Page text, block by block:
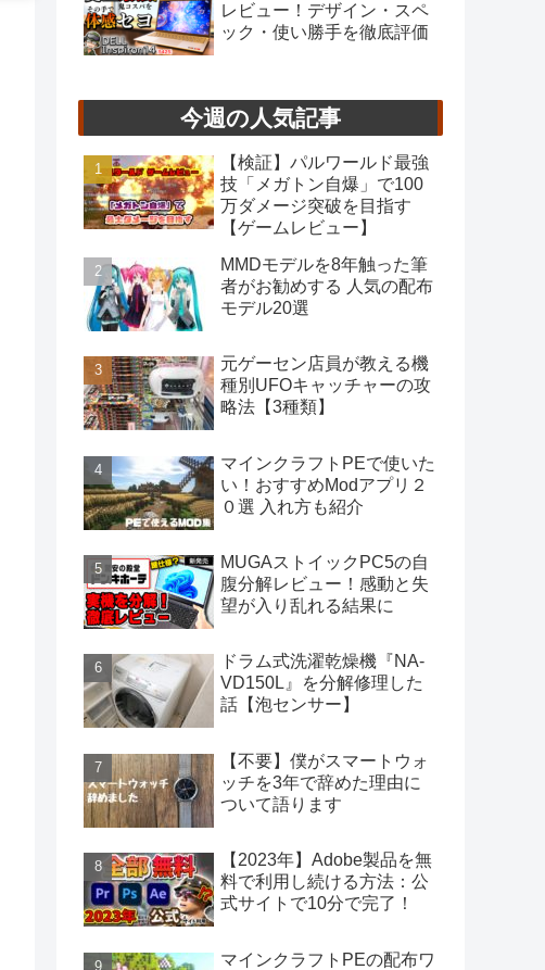
レビュー！デザイン・スペ
ック・使い勝手を徹底評価
今週の人気記事
【検証】パルワールド最強
技「メガトン自爆」で100
万ダメージ突破を目指す
【ゲームレビュー】
MMDモデルを8年触った筆
者がお勧めする 人気の配布
モデル20選
元ゲーセン店員が教える機
種別UFOキャッチャーの攻
略法【3種類】
マインクラフトPEで使いた
い！おすすめModアプリ２
０選 入れ方も紹介
MUGAストイックPC5の自
腹分解レビュー！感動と失
望が入り乱れる結果に
ドラム式洗濯乾燥機『NA-
VD150L』を分解修理した
話【泡センサー】
【不要】僕がスマートウォ
ッチを3年で辞めた理由に
ついて語ります
【2023年】Adobe製品を無
料で利用し続ける方法：公
式サイトで10分で完了！
マインクラフトPEの配布ワ